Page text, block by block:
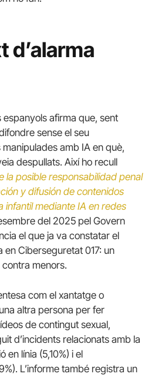
d’alarma
afirma que, sent
sense el seu
amb IA en què,
despullats. Així ho recull
la posible responsabilidad penal
y difusión de contenidos
infantil mediante IA en redes
del 2025 pel Govern
el que ja va constatar el
en Ciberseguretat 017: un
menors.
com el xantatge o
altra persona per fer
de contingut sexual,
d’incidents relacionats amb la
en línia (5,10%) i el
L’informe també registra un